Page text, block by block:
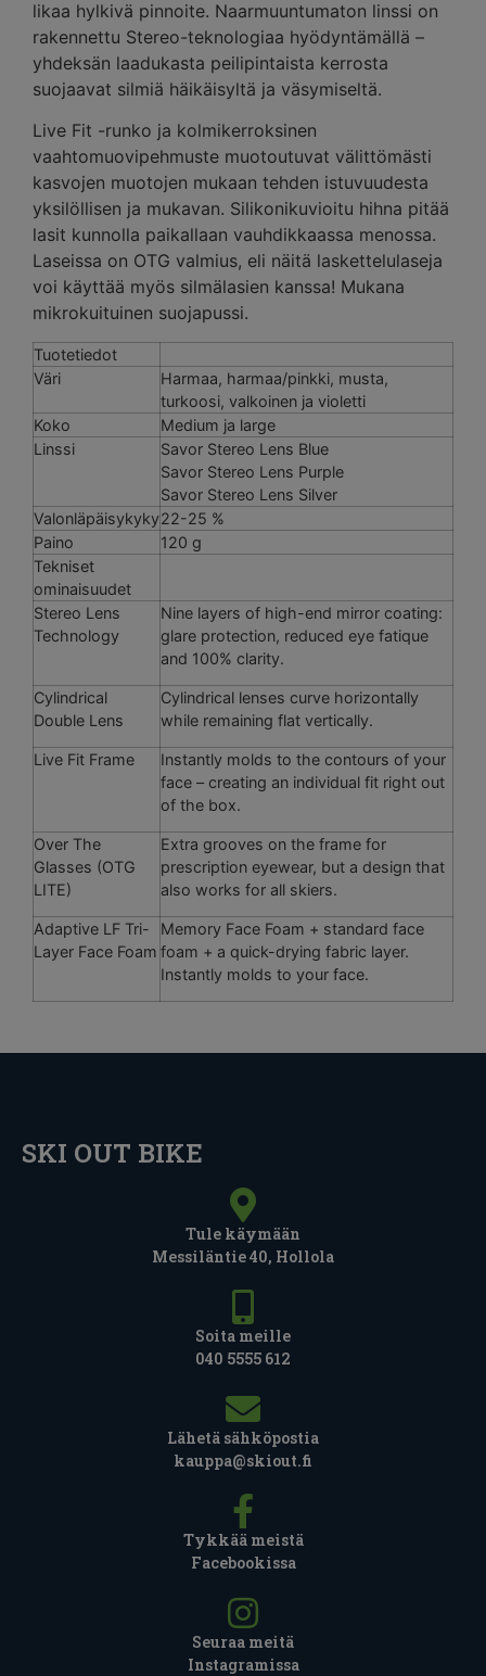
likaa hylkivä pinnoite. Naarmuuntumaton linssi on
rakennettu Stereo-teknologiaa hyödyntämällä –
yhdeksän laadukasta peilipintaista kerrosta
suojaavat silmiä häikäisyltä ja väsymiseltä.
Live Fit -runko ja kolmikerroksinen
vaahtomuovipehmuste muotoutuvat välittömästi
kasvojen muotojen mukaan tehden istuvuudesta
yksilöllisen ja mukavan. Silikonikuvioitu hihna pitää
lasit kunnolla paikallaan vauhdikkaassa menossa.
Laseissa on OTG valmius, eli näitä laskettelulaseja
voi käyttää myös silmälasien kanssa! Mukana
mikrokuituinen suojapussi.
Tuotetiedot
Väri
Harmaa, harmaa/pinkki, musta,
turkoosi, valkoinen ja violetti
Koko
Medium ja large
Linssi
Savor Stereo Lens Blue
Savor Stereo Lens Purple
Savor Stereo Lens Silver
Valonläpäisykyky22-25 %
Paino
120 g
Tekniset
ominaisuudet
Stereo Lens
Technology
Nine layers of high-end mirror coating:
glare protection, reduced eye fatique
and 100% clarity.
Cylindrical
Double Lens
Cylindrical lenses curve horizontally
while remaining flat vertically.
Live Fit Frame
Instantly molds to the contours of your
face – creating an individual fit right out
of the box.
Over The
Glasses (OTG
LITE)
Extra grooves on the frame for
prescription eyewear, but a design that
also works for all skiers.
Adaptive LF Tri-
Layer Face Foam
Memory Face Foam + standard face
foam + a quick-drying fabric layer.
Instantly molds to your face.
SKI OUT BIKE
Tule käymään
Messiläntie 40, Hollola
Soita meille
040 5555 612
Lähetä sähköpostia
kauppa@skiout.fi
Tykkää meistä
Facebookissa
Seuraa meitä
Instagramissa